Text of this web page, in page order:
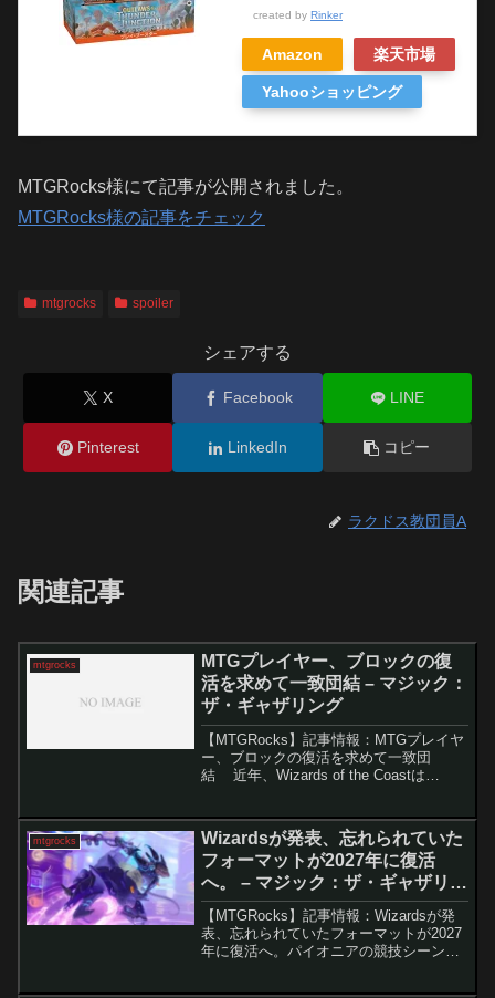
created by Rinker
Amazon 楽天市場
Yahooショッピング
MTGRocks様にて記事が公開されました。
MTGRocks様の記事をチェック
mtgrocks spoiler
シェアする
X Facebook LINE
Pinterest LinkedIn コピー
ラクドス教団員A
関連記事
mtgrocks
MTGプレイヤー、ブロックの復
活を求めて一致団結 – マジック：
ザ・ギャザリング
【MTGRocks】記事情報：MTGプレイヤ
ー、ブロックの復活を求めて一致団
結 近年、Wizards of the Coastは
近では、ドラ...
mtgrocks
Wizardsが発表、忘れられていた
フォーマットが2027年に復活
へ。 – マジック：ザ・ギャザリン
グ
【MTGRocks】記事情報：Wizardsが発
表、忘れられていたフォーマットが2027
年に復活へ。パイオニアの競技シーン復